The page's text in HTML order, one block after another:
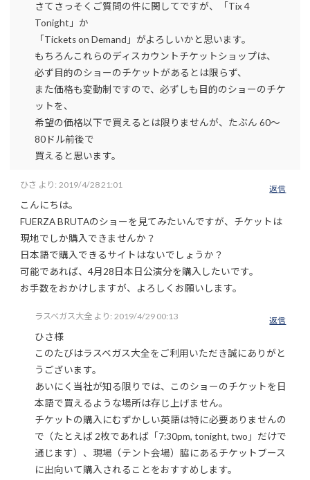
さてさっそくご質問の件に関してですが、「Tix 4
Tonight」か
「Tickets on Demand」がよろしいかと思います。
もちろんこれらのディスカウントチケットショップは、
必ず目的のショーのチケットがあるとは限らず、
また価格も変動制ですので、必ずしも目的のショーのチケ
ットを、
希望の価格以下で買えるとは限りませんが、たぶん 60～
80ドル前後で
買えると思います。
ひさ より: 2019/4/28 21:01
こんにちは。
FUERZA BRUTAのショーを見てみたいんですが、チケットは
現地でしか購入できませんか？
日本語で購入できるサイトはないでしょうか？
可能であれば、4月28日本日公演分を購入したいです。
お手数をおかけしますが、よろしくお願いします。
返信
ラスベガス大全 より: 2019/4/29 00:13
ひさ様
このたびはラスベガス大全をご利用いただき誠にありがと
うございます。
あいにく当社が知る限りでは、このショーのチケットを日
本語で買えるような場所は存じ上げません。
チケットの購入にむずかしい英語は特に必要ありませんの
で（たとえば 2枚であれば「7:30pm, tonight, two」だけで
通じます）、現場（テント会場）脇にあるチケットブース
に出向いて購入されることをおすすめします。
返信